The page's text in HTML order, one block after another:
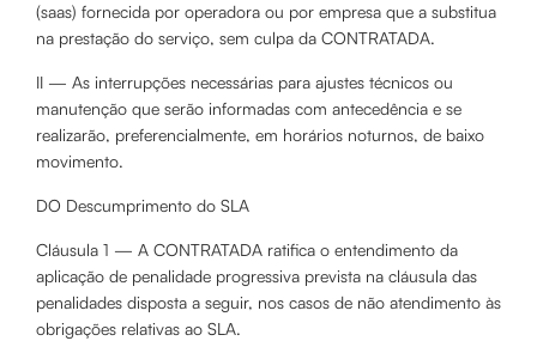
(saas) fornecida por operadora ou por empresa que a substitua
na prestação do serviço, sem culpa da CONTRATADA.
II — As interrupções necessárias para ajustes técnicos ou
manutenção que serão informadas com antecedência e se
realizarão, preferencialmente, em horários noturnos, de baixo
movimento.
DO Descumprimento do SLA
Cláusula 1 — A CONTRATADA ratifica o entendimento da
aplicação de penalidade progressiva prevista na cláusula das
penalidades disposta a seguir, nos casos de não atendimento às
obrigações relativas ao SLA.